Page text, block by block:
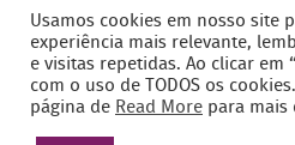
©Copyright 2026 - Todos
Usamos cookies em nosso site
experiência mais relevante,
e visitas repetidas. Ao clicar em
com o uso de TODOS os
página de Read More para mais